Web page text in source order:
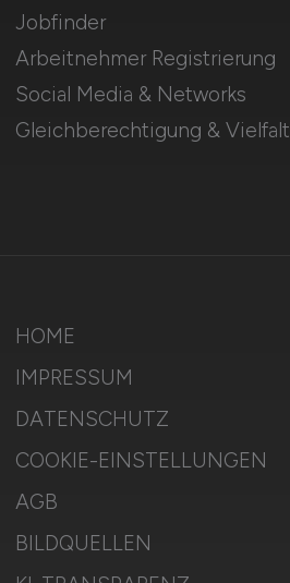
Jobfinder
Arbeitnehmer Registrierung
Social Media & Networks
Gleichberechtigung & Vielfalt
HOME
IMPRESSUM
DATENSCHUTZ
COOKIE-EINSTELLUNGEN
AGB
BILDQUELLEN